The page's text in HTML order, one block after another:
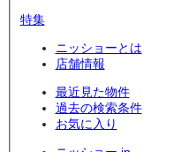
特集
ニッショーとは
店舗情報
最近見た物件
過去の検索条件
お気に入り